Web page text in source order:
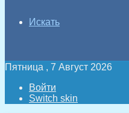
Искать
Пятница , 7 Август 2026
Войти
Switch skin